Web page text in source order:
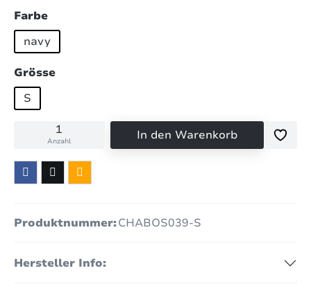
Farbeauswählen
navy
Grösseauswählen
S
Anzahl In den Warenkorb
Produktnummer:CHABOS039-S
Hersteller Info: